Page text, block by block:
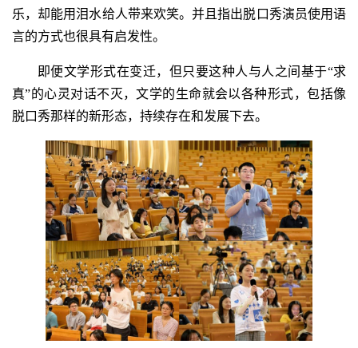
乐，却能用泪水给人带来欢笑。并且指出脱口秀演员使用语
言的方式也很具有启发性。
即便文学形式在变迁，但只要这种人与人之间基于“求
真”的心灵对话不灭，文学的生命就会以各种形式，包括像
脱口秀那样的新形态，持续存在和发展下去。